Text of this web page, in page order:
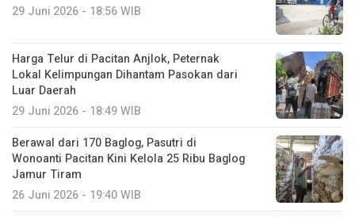
29 Juni 2026 - 18:56 WIB
Harga Telur di Pacitan Anjlok, Peternak
Lokal Kelimpungan Dihantam Pasokan dari
Luar Daerah
29 Juni 2026 - 18:49 WIB
Berawal dari 170 Baglog, Pasutri di
Wonoanti Pacitan Kini Kelola 25 Ribu Baglog
Jamur Tiram
26 Juni 2026 - 19:40 WIB